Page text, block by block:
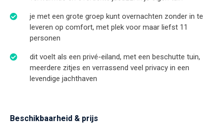
je met een grote groep kunt overnachten zonder in te
leveren op comfort, met plek voor maar liefst 11
personen
dit voelt als een privé-eiland, met een beschutte tuin,
meerdere zitjes en verrassend veel privacy in een
levendige jachthaven
Beschikbaarheid & prijs